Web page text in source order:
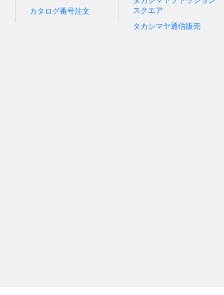
カタログ番号注文
スクエア
タカシマヤ通信販売